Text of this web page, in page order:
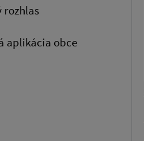
rozhlas
aplikácia obce